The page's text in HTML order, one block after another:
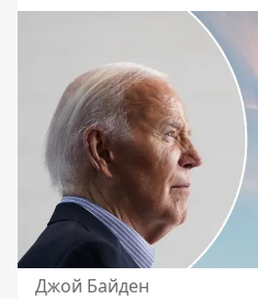
Джой Байден